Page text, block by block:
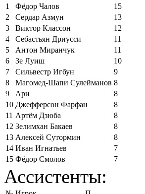
1
Фёдор Чалов
15
2
Сердар Азмун
13
3
Виктор Классон
12
4
Себастьян Дриусси
11
5
Антон Миранчук
11
6
Зе Луиш
10
7
Сильвестр Игбун
9
8
Магомед-Шапи Сулейманов 8
9
Ари
8
10 Джефферсон Фарфан
8
11 Артём Дзюба
8
12 Зелимхан Бакаев
8
13 Алексей Сутормин
8
14 Иван Игнатьев
7
15 Фёдор Смолов 7
Ассистенты: